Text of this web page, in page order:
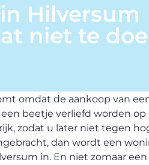
Hilversum
niet te
omdat de aankoop van
beetje verliefd worden
zodat u later niet tegen
dan wordt een
in. En niet zomaar